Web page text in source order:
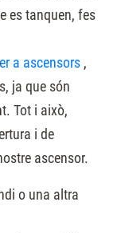
es tanquen, fes
a ascensors ,
ja que són
Tot i això,
i de
ascensor.
o una altra